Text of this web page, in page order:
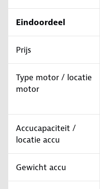
Eindoordeel
Prijs
Type motor / locatie
motor
Accucapaciteit /
locatie accu
Gewicht accu